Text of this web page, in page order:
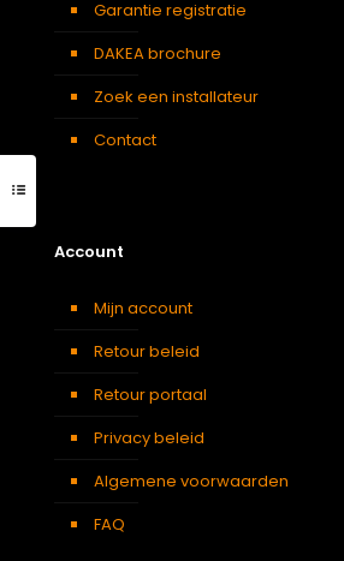
Garantie registratie
DAKEA brochure
Zoek een installateur
Contact
Account
Mijn account
Retour beleid
Retour portaal
Privacy beleid
Algemene voorwaarden
FAQ